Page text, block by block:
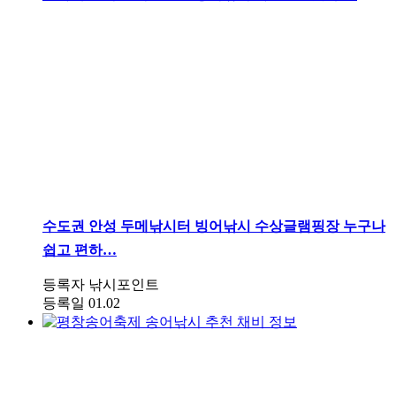
수도권 안성 두메낚시터 빙어낚시 수상글램핑장 누구나
쉽고 편하…
등록자 낚시포인트
등록일 01.02